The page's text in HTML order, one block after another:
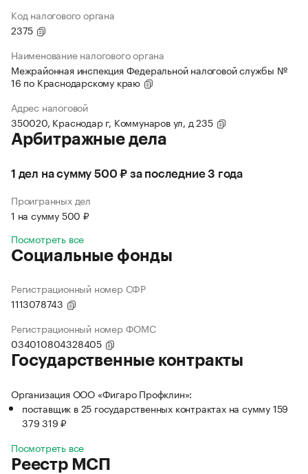
Код налогового органа
2375
Наименование налогового органа
Межрайонная инспекция Федеральной налоговой службы №
16 по Краснодарскому краю
Адрес налоговой
350020, Краснодар г, Коммунаров ул, д 235
Арбитражные дела
1 дел на сумму 500 ₽ за последние 3 года
Проигранных дел
1 на сумму 500 ₽
Посмотреть все
Социальные фонды
Регистрационный номер СФР
1113078743
Регистрационный номер ФОМС
034010804328405
Государственные контракты
Организация ООО «Фигаро Профклин»:
поставщик в 25 государственных контрактах на сумму 159
379 319 ₽
Посмотреть все
Реестр МСП